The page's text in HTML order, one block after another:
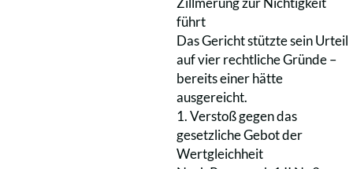
führt
Das Gericht stützte sein Urteil
auf vier rechtliche Gründe –
bereits einer hätte
ausgereicht.
1. Verstoß gegen das
gesetzliche Gebot der
Wertgleichheit